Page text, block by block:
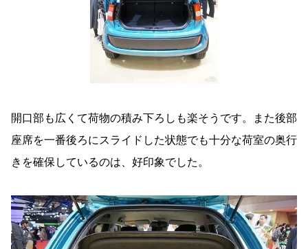
開口部も広くて荷物の積み下ろしも楽そうです。また後部
座席を一番後ろにスライドした状態でも十分な荷室の奥行
きを確保しているのは、好印象でした。